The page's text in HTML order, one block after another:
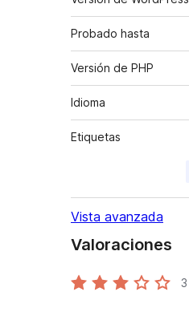
Probado hasta
Versión de PHP
Idioma
Etiquetas
Vista avanzada
Valoraciones
3